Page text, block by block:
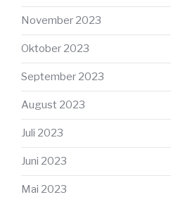
November 2023
Oktober 2023
September 2023
August 2023
Juli 2023
Juni 2023
Mai 2023